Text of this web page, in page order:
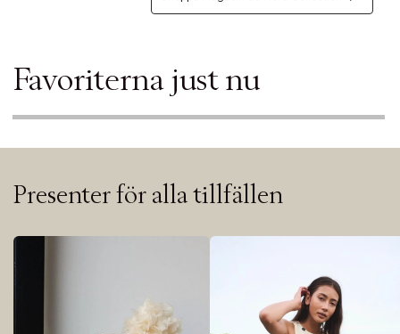
Favoriterna just nu
Presenter för alla tillfällen